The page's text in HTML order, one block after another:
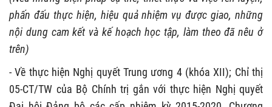
phấn đấu thực hiện, hiệu quả nhiệm vụ được giao, những
nội dung cam kết và kế hoạch học tập, làm theo đã nêu ở
trên)
- Về thực hiện Nghị quyết Trung ương 4 (khóa XII); Chỉ thị
05-CT/TW của Bộ Chính trị gắn với thực hiện Nghị quyết